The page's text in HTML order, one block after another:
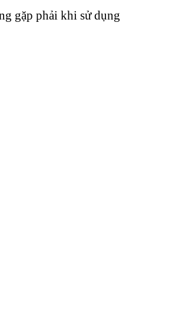
gặp phải khi sử dụng